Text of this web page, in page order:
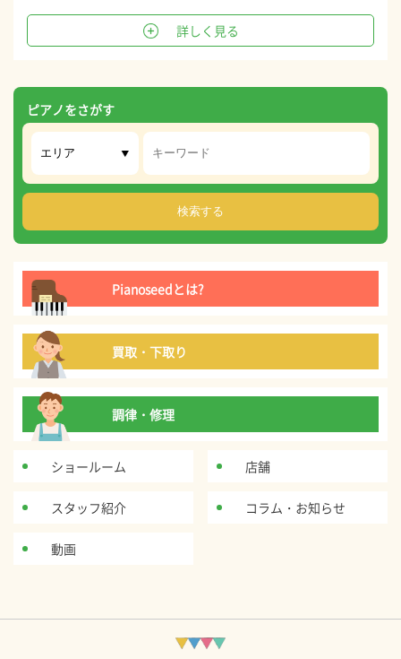
詳しく見る
ピアノをさがす
Pianoseedとは?
買取・下取り
調律・修理
ショールーム 店舗
スタッフ紹介 コラム・お知らせ
動画